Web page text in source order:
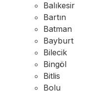
Balıkesir
Bartın
Batman
Bayburt
Bilecik
Bingöl
Bitlis
Bolu